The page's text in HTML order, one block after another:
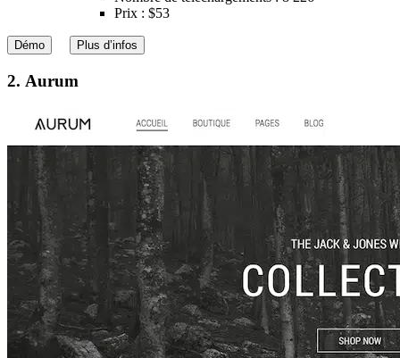
Prix : $53
Démo Plus d’infos
2. Aurum